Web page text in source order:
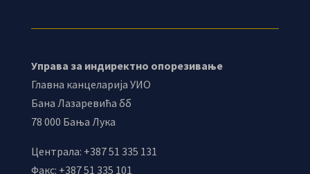
Управа за индиректно опорезивање
Главна канцеларија УИО
Бана Лазаревића бб
78 000 Бања Лука
Централа: +387 51 335 131
Факс: +387 51 335 101